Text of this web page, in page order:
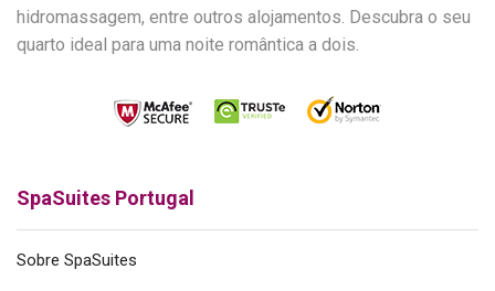
hidromassagem, entre outros alojamentos. Descubra o seu
quarto ideal para uma noite romântica a dois.
SpaSuites Portugal
Sobre SpaSuites